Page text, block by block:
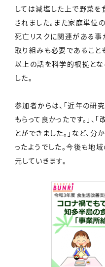
しては減塩した上で野菜
されました。また家庭単
死亡リスクに関連がある事
取り組みも必要であること
以上の話を科学的根拠と
した。
参加者からは、「近年の研
もらって良かったです。」、
とができました。」など、
ったようでした。今後も地
元していきます。